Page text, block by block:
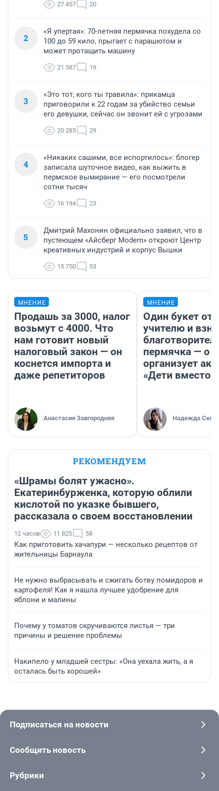
27 457 20
2
«Я упертая»: 70-летняя пермячка похудела со
100 до 59 кило, прыгает с парашютом и
может протащить машину
21 587 19
3
«Это тот, кого ты травила»: прикамца
приговорили к 22 годам за убийство семьи
его девушки, сейчас он звонит ей с угрозами
20 285 29
4
«Никаких сашими, все испортилось»: блогер
записала шуточное видео, как выжить в
пермское вымирание — его посмотрели
сотни тысяч
16 194 23
5
Дмитрий Махонин официально заявил, что в
пустеющем «Айсберг Modern» откроют Центр
креативных индустрий и корпус Вышки
15 750 53
МНЕНИЕ
Продашь за 3000, налог
возьмут с 4000. Что
нам готовит новый
налоговый закон — он
коснется импорта и
даже репетиторов
Анастасия Завгородняя
МНЕНИЕ
Один букет от
учителю и
пермячка — о
организует
«Дети вместо
Надежда
РЕКОМЕНДУЕМ
«Шрамы болят ужасно».
Екатеринбурженка, которую облили
кислотой по указке бывшего,
рассказала о своем восстановлении
12 часов 11 825 58
Как приготовить хачапури — несколько рецептов от
жительницы Барнаула
Не нужно выбрасывать и сжигать ботву помидоров и
картофеля! Как я нашла лучшее удобрение для
яблони и малины
Почему у томатов скручиваются листья — три
причины и решение проблемы
Накипело у младшей сестры: «Она уехала жить, а я
осталась быть хорошей»
Подписаться на новости
Сообщить новость
Рубрики